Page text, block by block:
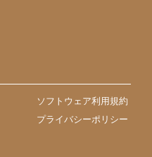
ソフトウェア利用規約
プライバシーポリシー